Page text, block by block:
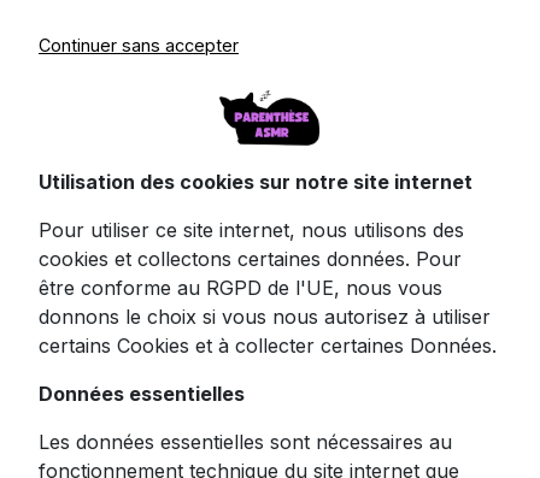
numéro un pour la détente
Pourquoi 78 % des utilisateurs abandonnent leurs
écouteurs ASMR après une nuit d’utilisation ? La
modèles ultra-plats et légers, comme les
masques 3D ou bandeaux, évitant toute pression
sur le cartilage. Les dormeurs sur le côté
apprécieront les formes ergonomiques qui
s’adaptent sans gêne.
Les matériaux hypoallergéniques (silicone souple,
coton biologique) et respirants (tissus polaires
irritation. Une étude récente souligne que92 %
des utilisateurs privilégient le confortavant
Continuer sans accepter
Utilisation des cookies sur notre site internet
Pour utiliser ce site internet, nous utilisons des
cookies et collectons certaines données. Pour
être conforme au RGPD de l'UE, nous vous
donnons le choix si vous nous autorisez à utiliser
certains Cookies et à collecter certaines Données.
Données essentielles
Les données essentielles sont nécessaires au
fonctionnement technique du site internet que